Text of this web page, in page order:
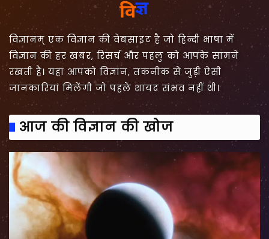
विज्ञानम् एक विज्ञान की वेबसाइट है जो हिन्दी भाषा में
विज्ञान की हर खबर, रिसर्च और पहलु को आपके सामने
रखती है। यहां आपको विज्ञान, तकनीक से जुड़ी ऐसी
जानकारियां मिलेंगी जो पहले शायद संभव नहीं थी।
आज की विज्ञान की खोज